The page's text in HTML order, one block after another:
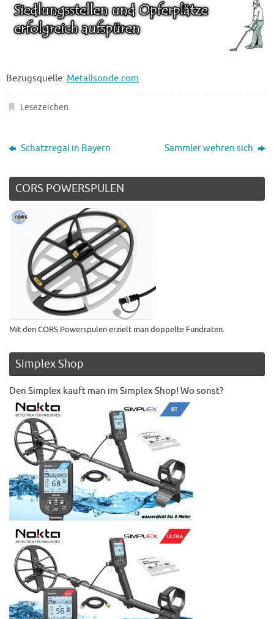
Bezugsquelle: Metallsonde.com
Lesezeichen.
Schatzregal in Bayern Sammler wehren sich
CORS POWERSPULEN
Mit den CORS Powerspulen erzielt man doppelte Fundraten.
Simplex Shop
Den Simplex kauft man im Simplex Shop! Wo sonst?